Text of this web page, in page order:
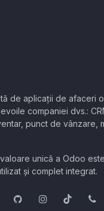
de aplicații de afaceri
companiei dvs.:
punct de vânzare,
unică a Odoo
și complet integrat.